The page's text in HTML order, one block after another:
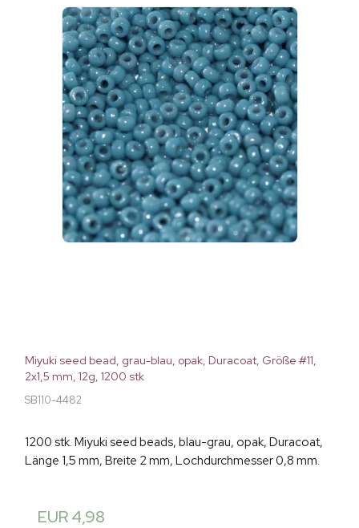
Miyuki seed bead, grau-blau, opak, Duracoat, Größe #11,
2x1,5 mm, 12g, 1200 stk
SB110-4482
1200 stk. Miyuki seed beads, blau-grau, opak, Duracoat,
Länge 1,5 mm, Breite 2 mm, Lochdurchmesser 0,8 mm.
EUR 4,98